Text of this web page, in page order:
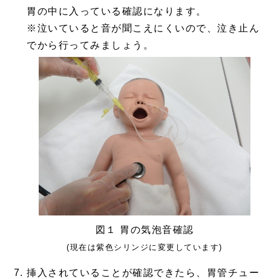
胃の中に入っている確認になります。
※泣いていると音が聞こえにくいので、泣き止ん
でから行ってみましょう。
図１ 胃の気泡音確認
(現在は紫色シリンジに変更しています)
挿入されていることが確認できたら、胃管チュー